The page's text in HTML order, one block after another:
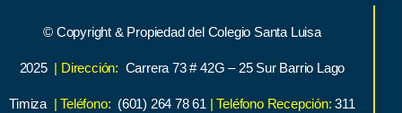
© Copyright & Propiedad del Colegio Santa Luisa
2025 | Dirección: Carrera 73 # 42G – 25 Sur Barrio Lago
Timiza | Teléfono: (601) 264 78 61 | Teléfono Recepción: 311